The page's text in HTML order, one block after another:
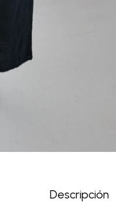
Descripción